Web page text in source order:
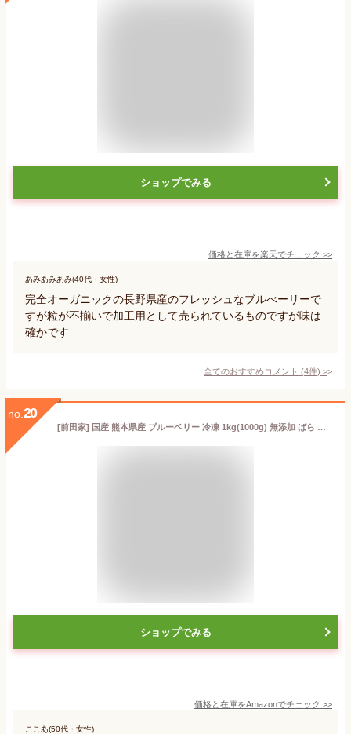
ショップでみる
価格と在庫を楽天でチェック >>
あみあみあみ(40代・女性)
完全オーガニックの長野県産のフレッシュなブルべーリーで
すが粒が不揃いで加工用として売られているものですが味は
確かです
全てのおすすめコメント (4件) >
no. 20
[前田家] 国産 熊本県産 ブルーベリー 冷凍 1kg(1000g) 無添加 ばら バラ ぶるーべりー アントシアニン 食物繊維 果物 果実 フルーツ おやつ トッピング ヨーグルト ジャム スムージー ジュース お徳用 家庭用 業務用「MAEDAYAマガジンセット」
ショップでみる
価格と在庫をAmazonでチェック >>
ここあ(50代・女性)